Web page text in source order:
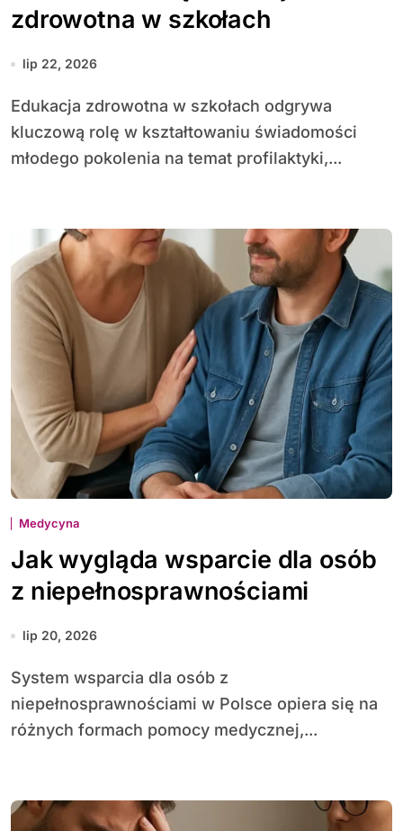
zdrowotna w szkołach
lip 22, 2026
Edu­kacja zdrowotna w szkołach odgrywa
kluczową rolę w kształtowaniu świadomości
młodego pokolenia na temat profilaktyki,...
Medycyna
Jak wygląda wsparcie dla osób
z niepełnosprawnościami
lip 20, 2026
System wsparcia dla osób z
niepełnosprawnościami w Polsce opiera się na
różnych formach pomocy medycznej,...